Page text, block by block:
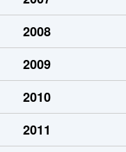
200万円 旭川
170万円 旭川
2,500万円 旭川
2,800万円 旭川
2008
2009
2010
2011